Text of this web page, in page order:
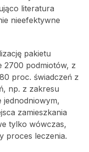
literatura
nieefektywne
pakietu
2700 podmiotów, z
proc. świadczeń z
np. z zakresu
jednodniowym,
zamieszkania
tylko wówczas,
proces leczenia.